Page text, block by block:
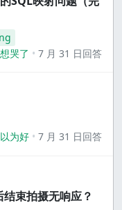
哭了
7 月 31 日回答
为好 7 月 31 日回答
束拍摄无响应？